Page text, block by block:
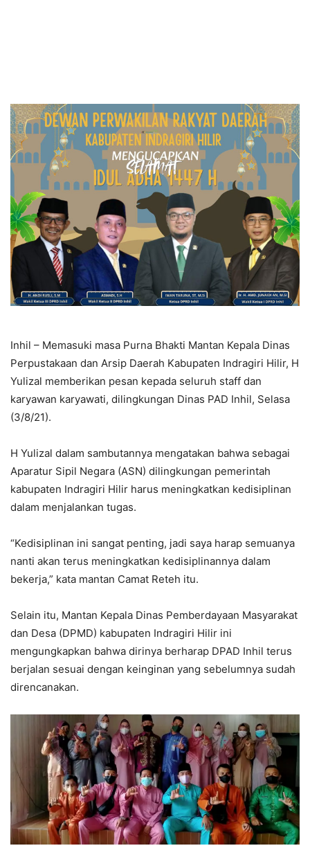
Inhil – Memasuki masa Purna Bhakti Mantan Kepala Dinas
Perpustakaan dan Arsip Daerah Kabupaten Indragiri Hilir, H
Yulizal memberikan pesan kepada seluruh staff dan
karyawan karyawati, dilingkungan Dinas PAD Inhil, Selasa
(3/8/21).
H Yulizal dalam sambutannya mengatakan bahwa sebagai
Aparatur Sipil Negara (ASN) dilingkungan pemerintah
kabupaten Indragiri Hilir harus meningkatkan kedisiplinan
dalam menjalankan tugas.
“Kedisiplinan ini sangat penting, jadi saya harap semuanya
nanti akan terus meningkatkan kedisiplinannya dalam
bekerja,” kata mantan Camat Reteh itu.
Selain itu, Mantan Kepala Dinas Pemberdayaan Masyarakat
dan Desa (DPMD) kabupaten Indragiri Hilir ini
mengungkapkan bahwa dirinya berharap DPAD Inhil terus
berjalan sesuai dengan keinginan yang sebelumnya sudah
direncanakan.